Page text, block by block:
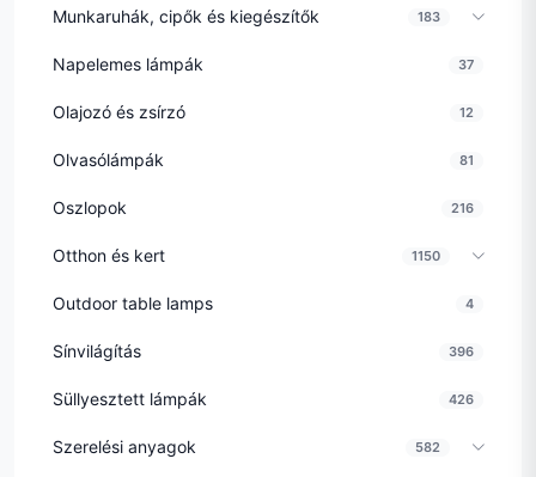
Munkaruhák, cipők és kiegészítők 183
Napelemes lámpák 37
Olajozó és zsírzó 12
Olvasólámpák 81
Oszlopok 216
Otthon és kert 1150
Outdoor table lamps 4
Sínvilágítás 396
Süllyesztett lámpák 426
Szerelési anyagok 582